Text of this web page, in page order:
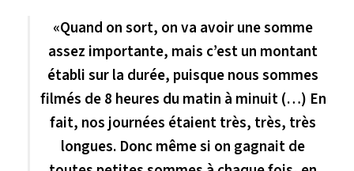
«Quand on sort, on va avoir une somme
assez importante, mais c’est un montant
établi sur la durée, puisque nous sommes
filmés de 8 heures du matin à minuit (…) En
fait, nos journées étaient très, très, très
longues. Donc même si on gagnait de